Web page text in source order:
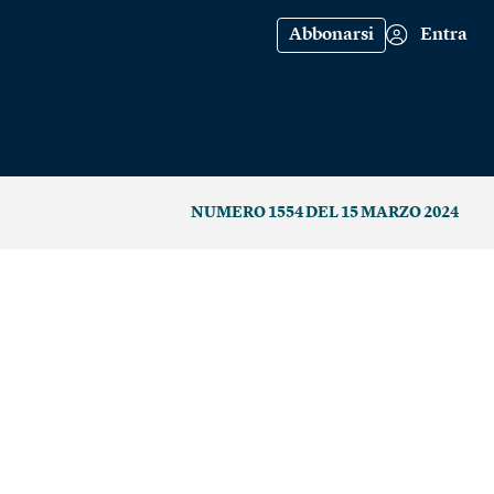
Abbonarsi Entra
NUMERO 1554 DEL 15 MARZO 2024